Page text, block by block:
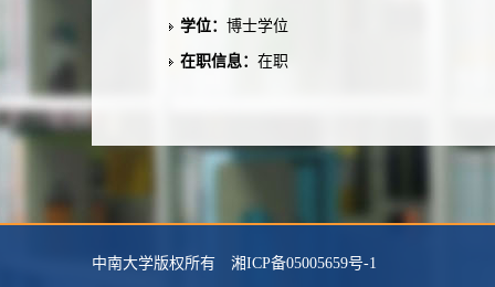
学位： 博士学位
在职信息： 在职
中南大学版权所有 湘ICP备05005659号-1